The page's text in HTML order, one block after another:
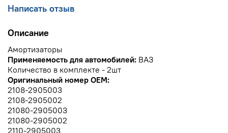
Написать отзыв
Описание
Амортизаторы
Применяемость для автомобилей: ВАЗ
Количество в комплекте - 2шт
Оригинальный номер OEM:
2108-2905003
2108-2905002
21080-2905003
21080-2905002
2110-2905003